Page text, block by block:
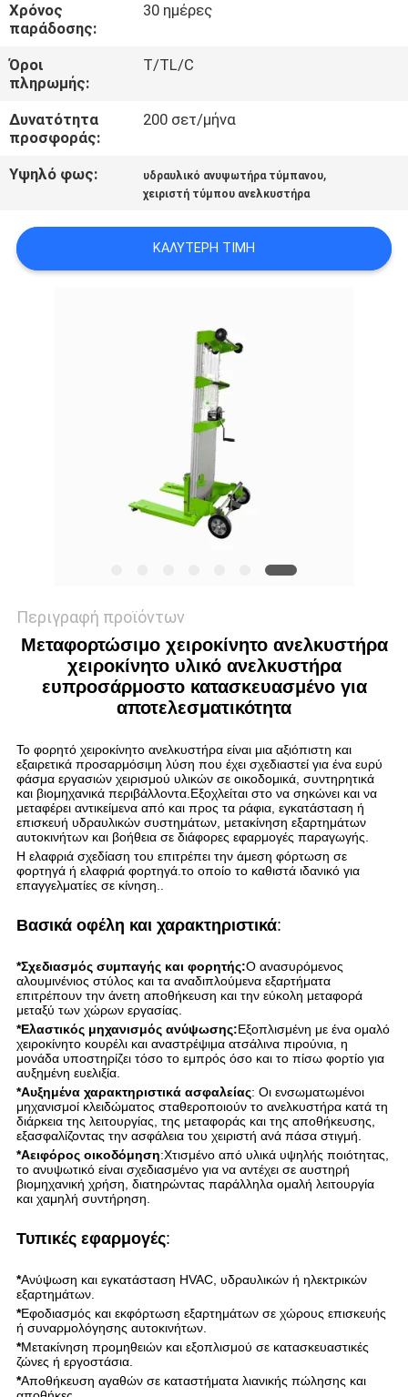
ΕΙΔΉΣΕΙΣ
ΖΗΤΉΣΤΕ
ΜΙΑ
ΠΡΟΣΦΟΡΆ
ΠΟΛΙΤΙΚΉ
Χρόνος
παράδοσης:
30 ημέρες
Όροι
πληρωμής:
T/TL/C
Δυνατότητα
προσφοράς:
200 σετ/μήνα
Υψηλό φως: υδραυλικό ανυψωτήρα τύμπανου,
χειριστή τύμπου ανελκυστήρα
ΚΑΛΎΤΕΡΗ ΤΙΜΉ
Περιγραφή προϊόντων
Μεταφορτώσιμο χειροκίνητο ανελκυστήρα
χειροκίνητο υλικό ανελκυστήρα
ευπροσάρμοστο κατασκευασμένο για
αποτελεσματικότητα
Το φορητό χειροκίνητο ανελκυστήρα είναι μια αξιόπιστη και
εξαιρετικά προσαρμόσιμη λύση που έχει σχεδιαστεί για ένα ευρύ
φάσμα εργασιών χειρισμού υλικών σε οικοδομικά, συντηρητικά
και βιομηχανικά περιβάλλοντα.Εξοχλείται στο να σηκώνει και να
μεταφέρει αντικείμενα από και προς τα ράφια, εγκατάσταση ή
επισκευή υδραυλικών συστημάτων, μετακίνηση εξαρτημάτων
αυτοκινήτων και βοήθεια σε διάφορες εφαρμογές παραγωγής.
Η ελαφριά σχεδίαση του επιτρέπει την άμεση φόρτωση σε
φορτηγά ή ελαφριά φορτηγά.το οποίο το καθιστά ιδανικό για
επαγγελματίες σε κίνηση..
Βασικά οφέλη και χαρακτηριστικά:
*Σχεδιασμός συμπαγής και φορητής:Ο ανασυρόμενος
αλουμινένιος στύλος και τα αναδιπλούμενα εξαρτήματα
επιτρέπουν την άνετη αποθήκευση και την εύκολη μεταφορά
μεταξύ των χώρων εργασίας.
*Ελαστικός μηχανισμός ανύψωσης:Εξοπλισμένη με ένα ομαλό
χειροκίνητο κουρέλι και αναστρέψιμα ατσάλινα πιρούνια, η
μονάδα υποστηρίζει τόσο το εμπρός όσο και το πίσω φορτίο για
αυξημένη ευελιξία.
*Αυξημένα χαρακτηριστικά ασφαλείας: Οι ενσωματωμένοι
μηχανισμοί κλειδώματος σταθεροποιούν το ανελκυστήρα κατά τη
διάρκεια της λειτουργίας, της μεταφοράς και της αποθήκευσης,
εξασφαλίζοντας την ασφάλεια του χειριστή ανά πάσα στιγμή.
*Αειφόρος οικοδόμηση:Χτισμένο από υλικά υψηλής ποιότητας,
το ανυψωτικό είναι σχεδιασμένο για να αντέχει σε αυστηρή
βιομηχανική χρήση, διατηρώντας παράλληλα ομαλή λειτουργία
και χαμηλή συντήρηση.
Τυπικές εφαρμογές:
*Ανύψωση και εγκατάσταση HVAC, υδραυλικών ή ηλεκτρικών
εξαρτημάτων.
*Εφοδιασμός και εκφόρτωση εξαρτημάτων σε χώρους επισκευής
ή συναρμολόγησης αυτοκινήτων.
*Μετακίνηση προμηθειών και εξοπλισμού σε κατασκευαστικές
ζώνες ή εργοστάσια.
*Αποθήκευση αγαθών σε καταστήματα λιανικής πώλησης και